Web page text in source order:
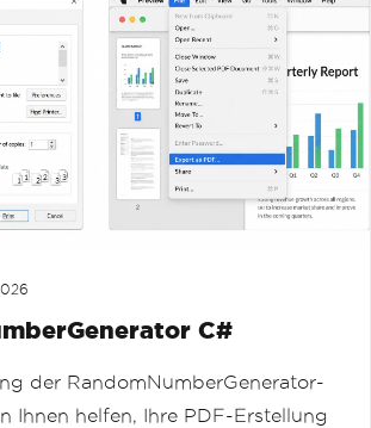
C#
der RandomNumberGenerator-
Ihnen helfen, Ihre PDF-Erstellung